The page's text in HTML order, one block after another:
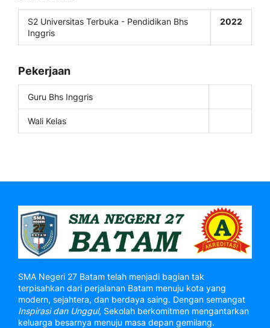
S2 Universitas Terbuka - Pendidikan Bhs
Inggris
2022
Pekerjaan
Guru Bhs Inggris
Wali Kelas
SMA Negeri 27 Batam telah menjadi bagian tak
terpisahkan dari perjalanan Batam menuju kota yang
modern, sejahtera, dan berdaya saing. Dengan semangat
Inspirasi dan Unggul, Sekolah berkomitmen mengantarkan
keluarga besarnya menuju masa depan gemilang.